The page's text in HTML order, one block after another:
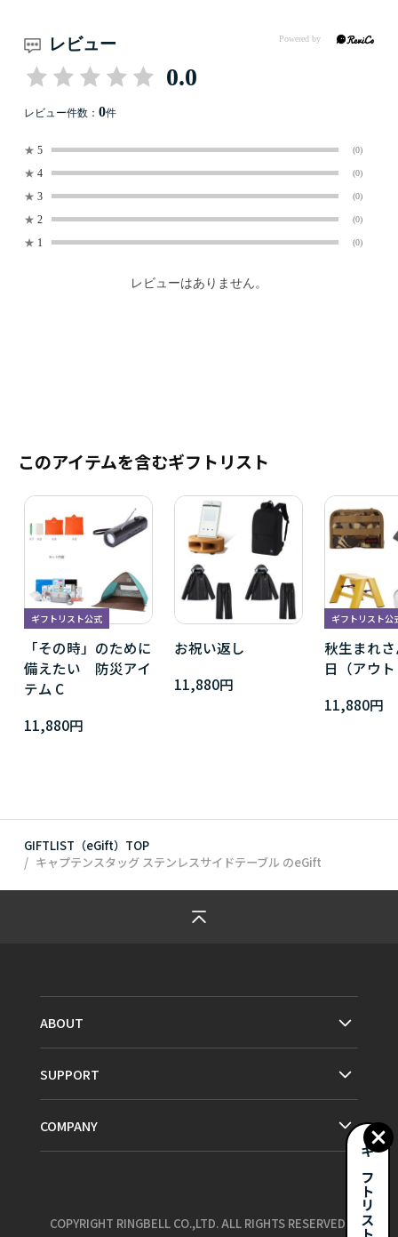
レビュー
0.0
レビュー件数： 0件
★ 5 (0)
★ 4 (0)
★ 3 (0)
★ 2 (0)
★ 1 (0)
レビューはありません。
このアイテムを含むギフトリスト
ギフトリスト公式
「その時」のために
備えたい 防災アイ
テム C
11,880円
お祝い返し
11,880円
ギフトリスト公
秋生まれ
日（アウ
11,880円
GIFTLIST（eGift）TOP
キャプテンスタッグ ステンレスサイドテーブル のeGift
ABOUT
SUPPORT
COMPANY
COPYRIGHT RINGBELL CO.,LTD. ALL RIGHTS RESERVED.